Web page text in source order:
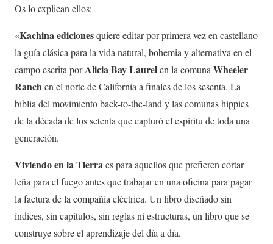
Os lo explican ellos:
«Kachina edicionesquiere editar por primera vez en castellano
la guía clásica para la vida natural, bohemia y alternativa en el
campo escrita porAlicia Bay Laurelen la comunaWheeler
Ranchen el norte de California a finales de los sesenta. La
biblia del movimiento back-to-the-land y las comunas hippies
de la década de los setenta que capturó el espíritu de toda una
generación.
Viviendo en la Tierraes para aquellos que prefieren cortar
leña para el fuego antes que trabajar en una oficina para pagar
la factura de la compañía eléctrica. Un libro diseñado sin
índices, sin capítulos, sin reglas ni estructuras, un libro que se
construye sobre el aprendizaje del día a día.